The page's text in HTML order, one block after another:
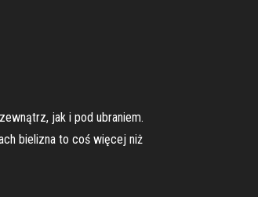
jak i pod ubraniem.
bielizna to coś więcej niż